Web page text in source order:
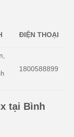
ĐIỆN THOẠI
1800588899
tại Bình